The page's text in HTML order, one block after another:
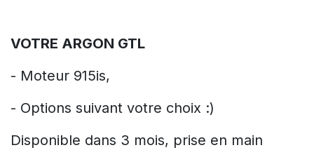
VOTRE ARGON GTL
- Moteur 915is,
- Options suivant votre choix :)
Disponible dans 3 mois, prise en main